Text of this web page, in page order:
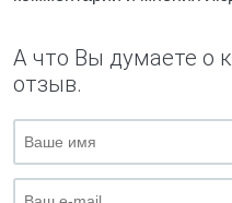
А что Вы думаете о
отзыв.